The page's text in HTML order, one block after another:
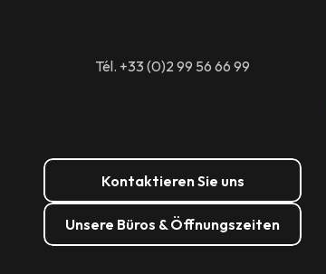
Tél. +33 (0)2 99 56 66 99
Kontaktieren Sie uns
Unsere Büros & Öffnungszeiten